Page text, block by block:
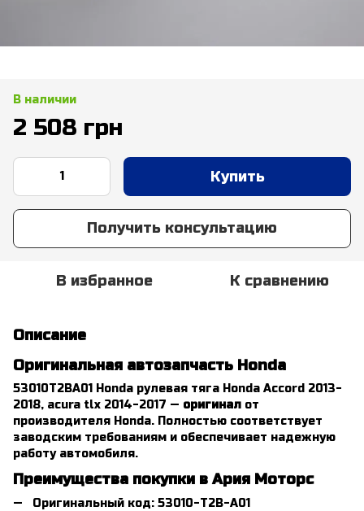
В наличии
2 508 грн
Купить
Получить консультацию
В избранное К сравнению
Описание
Оригинальная автозапчасть Honda
53010T2BA01 Honda рулевая тяга Honda Accord 2013-
2018, acura tlx 2014-2017 — оригинал от
производителя Honda. Полностью соответствует
заводским требованиям и обеспечивает надежную
работу автомобиля.
Преимущества покупки в Ария Моторс
Оригинальный код: 53010-T2B-A01